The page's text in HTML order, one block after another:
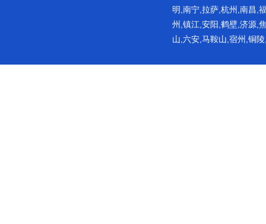
明,南宁,拉萨,杭州,南昌,
州,镇江,安阳,鹤壁,济源,
山,六安,马鞍山,宿州,铜